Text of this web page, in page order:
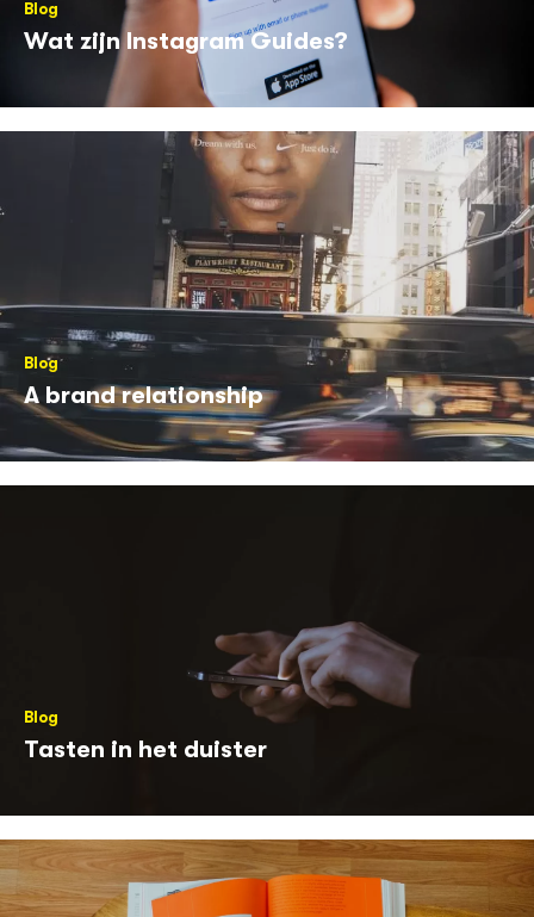
Blog
Wat zijn Instagram Guides?
Blog
A brand relationship
Blog
Tasten in het duister